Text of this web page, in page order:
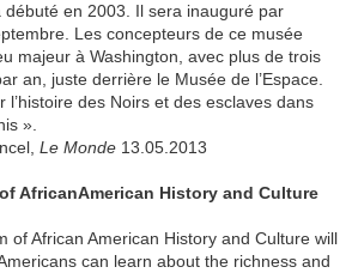
débuté en 2003. Il sera inauguré par
Les concepteurs de ce musée
majeur à Washington, avec plus de trois
an, juste derrière le Musée de l’Espace.
l’histoire des Noirs et des esclaves dans
».
Le Monde 13.05.2013
AfricanAmerican History and Culture
of African American History and Culture will
can learn about the richness and